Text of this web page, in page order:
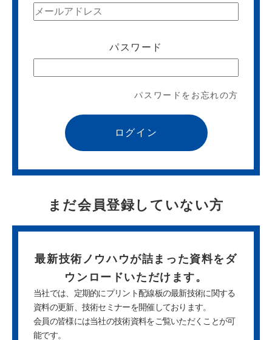
パスワード
パスワードをお忘れの方
ログイン
まだ会員登録していない方
最新技術ノウハウが詰まった資料をダ
ウンロードいただけます。
当社では、定期的にプリント配線板の最新技術に関する
資料の更新、技術セミナーを開催しております。
会員の皆様には当社の技術資料をご覧いただくことが可
能です。